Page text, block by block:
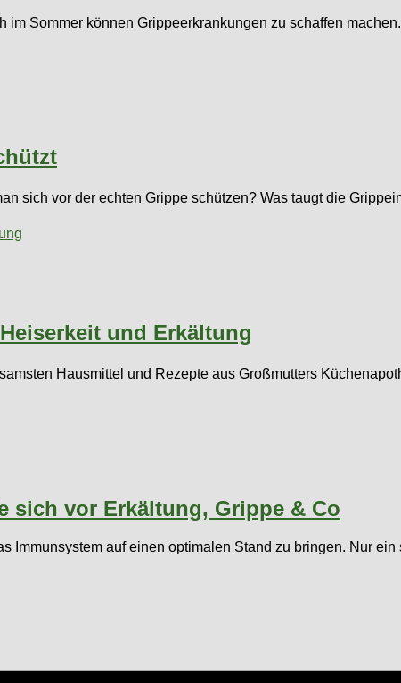
im Sommer können Grippeerkrankungen zu schaffen
sich vor der echten Grippe schützen? Was taugt die
und Erkältung
Hausmittel und Rezepte aus Großmutters
sich vor Erkältung, Grippe & Co
Immunsystem auf einen optimalen Stand zu bringen. Nur